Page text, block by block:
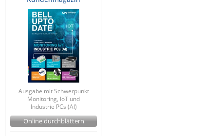
Ausgabe mit Schwerpunkt
Monitoring, IoT und
Industrie PCs (AI)
Online durchblättern